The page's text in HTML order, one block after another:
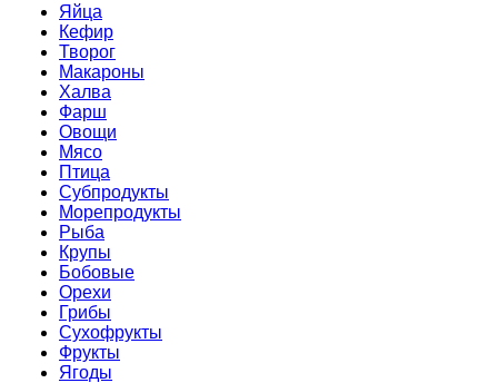
Яйца
Кефир
Творог
Макароны
Халва
Фарш
Овощи
Мясо
Птица
Субпродукты
Морепродукты
Рыба
Крупы
Бобовые
Орехи
Грибы
Сухофрукты
Фрукты
Ягоды